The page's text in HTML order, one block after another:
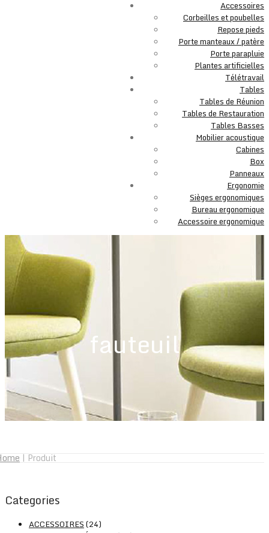
Accessoires
Corbeilles et poubelles
Repose pieds
Porte manteaux / patère
Porte parapluie
Plantes artificielles
Télétravail
Tables
Tables de Réunion
Tables de Restauration
Tables Basses
Mobilier acoustique
Cabines
Box
Panneaux
Ergonomie
Sièges ergonomiques
Bureau ergonomique
Accessoire ergonomique
fauteuil
| Produit
Categories
ACCESSOIRES(24)